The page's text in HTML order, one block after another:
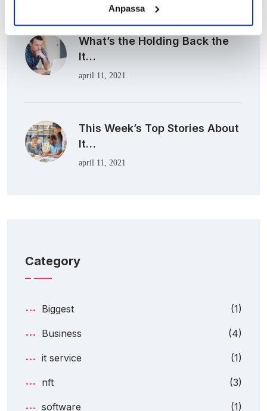
Anpassa
What’s the Holding Back the
It…
april 11, 2021
This Week’s Top Stories About
It…
april 11, 2021
Category
Biggest (1)
Business (4)
it service (1)
nft (3)
software (1)